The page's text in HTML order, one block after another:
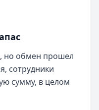
но обмен прошел
сотрудники
сумму, в целом